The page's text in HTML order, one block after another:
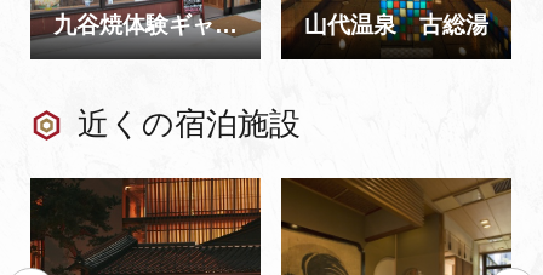
九谷焼体験ギャラリーCoCo 山代温泉 古総湯
近くの宿泊施設